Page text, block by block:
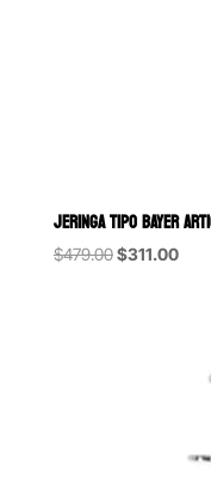
JERINGA TIPO BAYER
$479.00Original
$311.00